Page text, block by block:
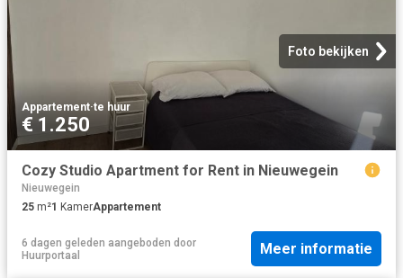
Foto bekijken
Appartement·te huur
€ 1.250
Cozy Studio Apartment for Rent in Nieuwegein
Nieuwegein
25 m²1 KamerAppartement
6 dagen geleden aangeboden door
Huurportaal
Meer informatie